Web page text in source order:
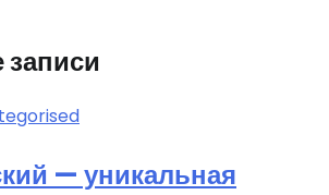
— уникальная